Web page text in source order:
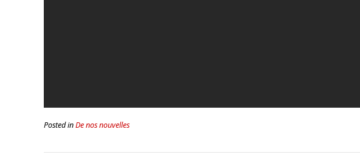
Posted inDe nos nouvelles